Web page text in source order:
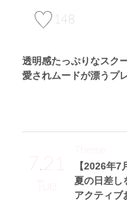
148
透明感たっぷりなスク
愛されムードが漂うプ
7.21
Tue
【2026年7
夏の日差し
アクティブ
Theme